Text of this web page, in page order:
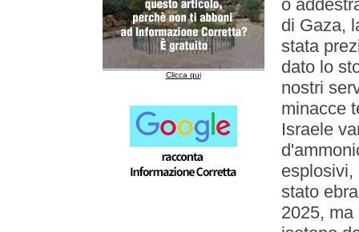
Clicca qui
o
di Gaza,
stata
dato lo
nostri
minacce
Israele
esplosivi,
stato
2025,